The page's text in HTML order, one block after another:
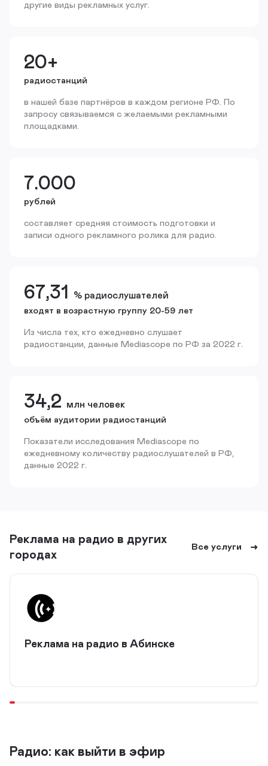
другие виды рекламных услуг.
20+
радиостанций
в нашей базе партнёров в каждом регионе РФ. По
запросу связываемся с желаемыми рекламными
площадками.
7.000
рублей
составляет средняя стоимость подготовки и
записи одного рекламного ролика для радио.
67,31 % радиослушателей
входят в возрастную группу 20-59 лет
Из числа тех, кто ежедневно слушает
радиостанции, данные Mediascope по РФ за 2022 г.
34,2 млн человек
объём аудитории радиостанций
Показатели исследования Mediascope по
ежедневному количеству радиослушателей в РФ,
данные 2022 г.
Реклама на радио в других
городах
Все услуги
Реклама на радио в Абинске
Радио: как выйти в эфир